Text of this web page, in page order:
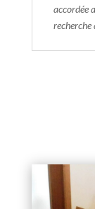
accordée
recherche